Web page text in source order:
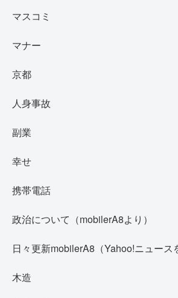
マスコミ
マナー
京都
人身事故
副業
幸せ
携帯電話
政治について（mobilerA8より）
日々更新mobilerA8（Yahoo!ニュース
木造